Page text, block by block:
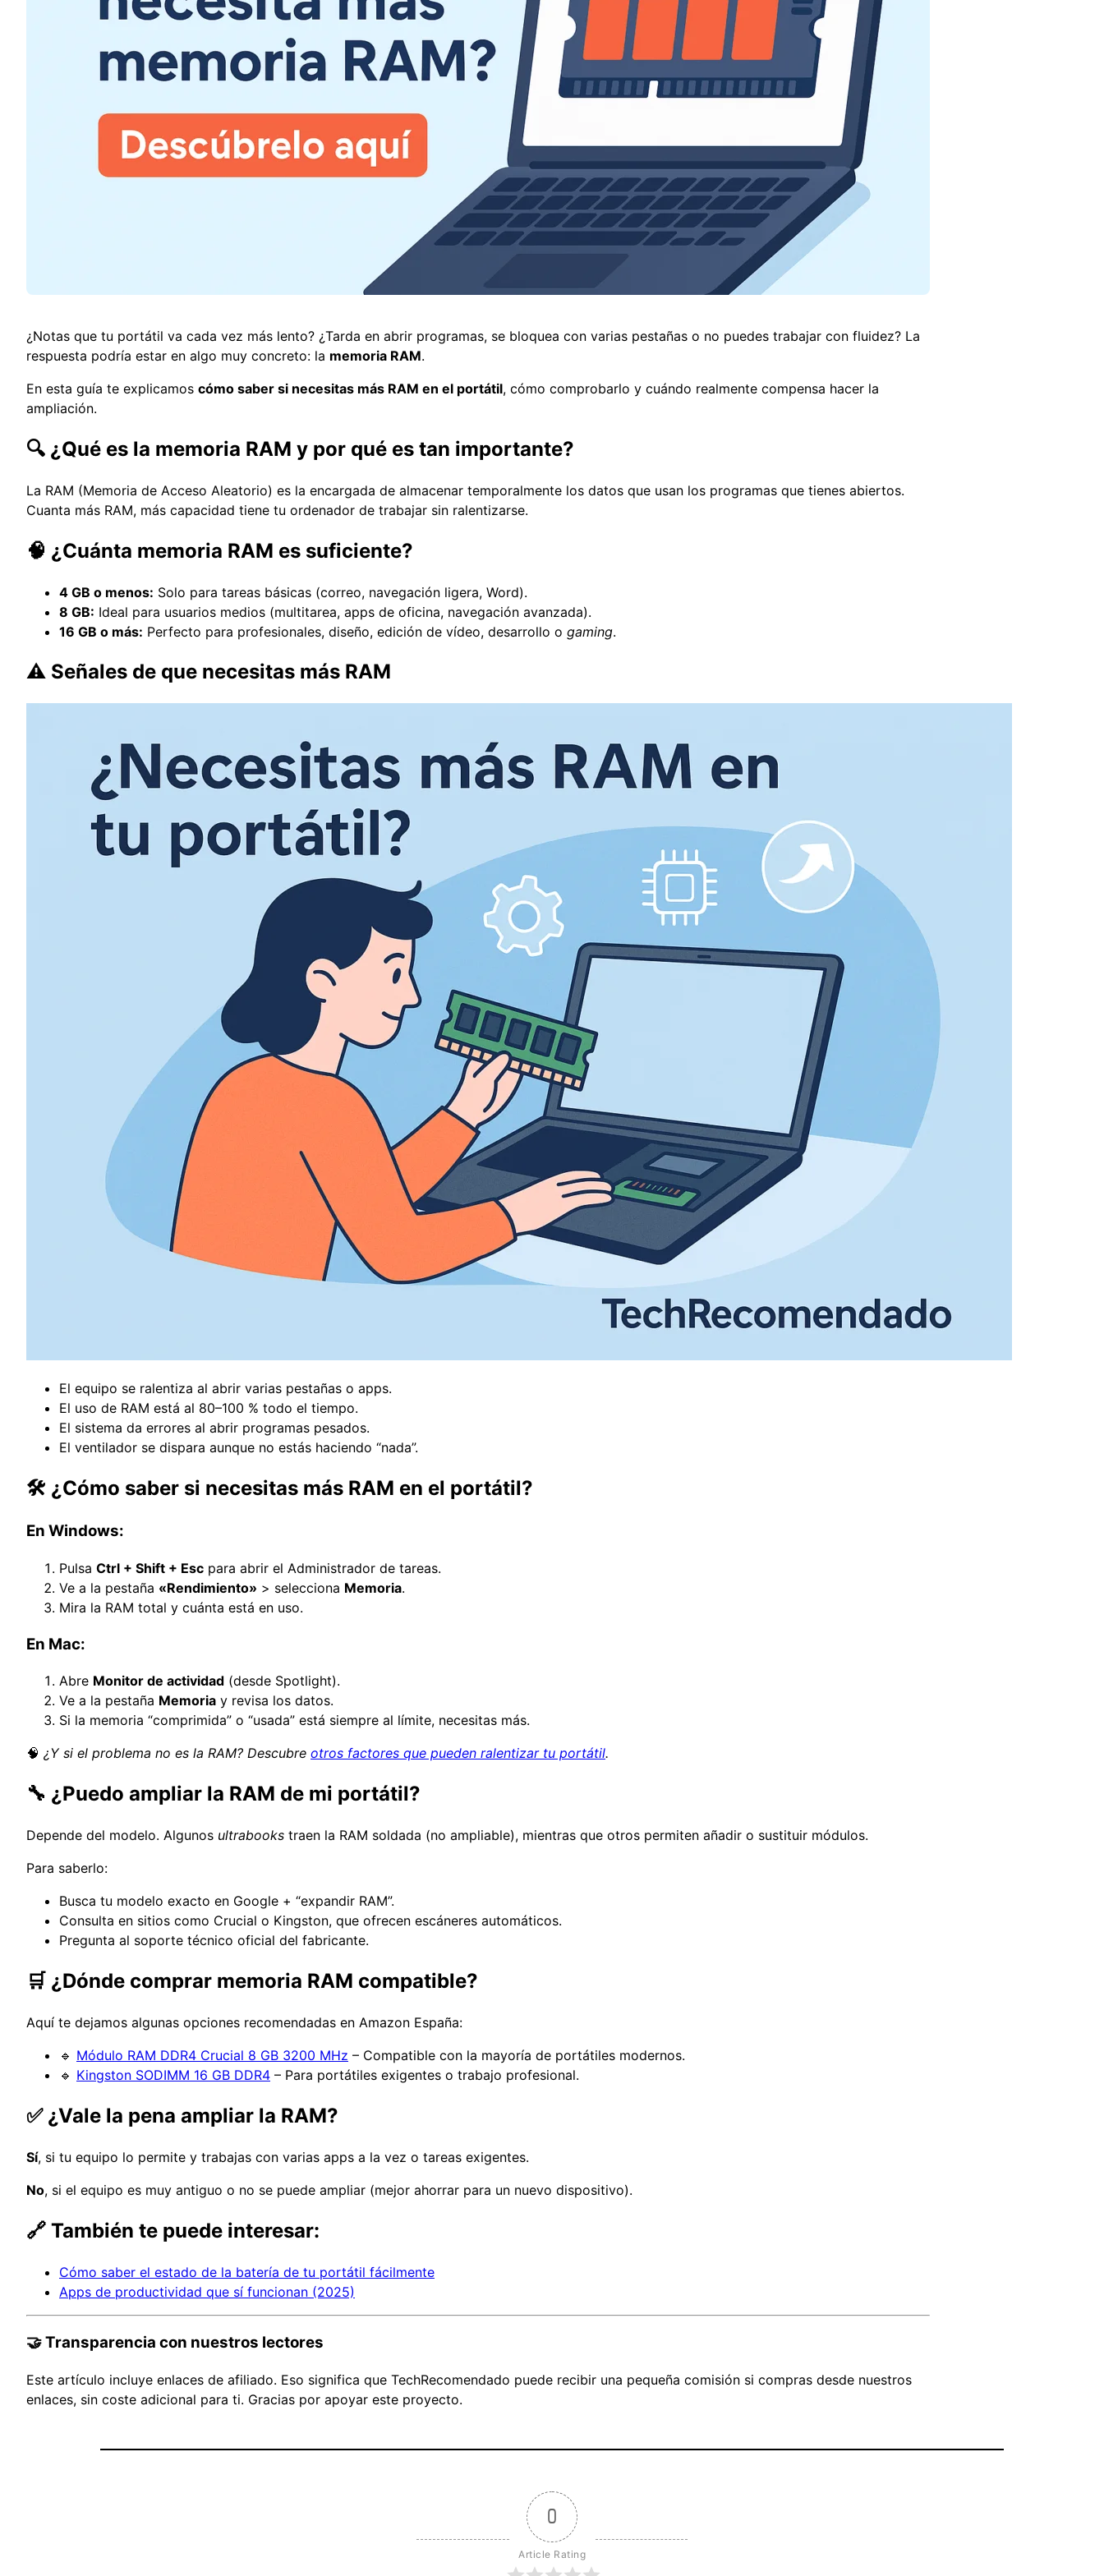
¿Notas que tu portátil va cada vez más lento? ¿Tarda en abrir programas, se bloquea con varias pestañas o no puedes trabajar con fluidez? La
respuesta podría estar en algo muy concreto: la memoria RAM.
En esta guía te explicamos cómo saber si necesitas más RAM en el portátil, cómo comprobarlo y cuándo realmente compensa hacer la
ampliación.
🔍 ¿Qué es la memoria RAM y por qué es tan importante?
La RAM (Memoria de Acceso Aleatorio) es la encargada de almacenar temporalmente los datos que usan los programas que tienes abiertos.
Cuanta más RAM, más capacidad tiene tu ordenador de trabajar sin ralentizarse.
🧠 ¿Cuánta memoria RAM es suficiente?
4 GB o menos: Solo para tareas básicas (correo, navegación ligera, Word).
8 GB: Ideal para usuarios medios (multitarea, apps de oficina, navegación avanzada).
16 GB o más: Perfecto para profesionales, diseño, edición de vídeo, desarrollo o gaming.
⚠️ Señales de que necesitas más RAM
El equipo se ralentiza al abrir varias pestañas o apps.
El uso de RAM está al 80–100 % todo el tiempo.
El sistema da errores al abrir programas pesados.
El ventilador se dispara aunque no estás haciendo “nada”.
🛠️ ¿Cómo saber si necesitas más RAM en el portátil?
En Windows:
Pulsa Ctrl + Shift + Esc para abrir el Administrador de tareas.
Ve a la pestaña «Rendimiento» > selecciona Memoria.
Mira la RAM total y cuánta está en uso.
En Mac:
Abre Monitor de actividad (desde Spotlight).
Ve a la pestaña Memoria y revisa los datos.
Si la memoria “comprimida” o “usada” está siempre al límite, necesitas más.
🧠 ¿Y si el problema no es la RAM? Descubre otros factores que pueden ralentizar tu portátil.
🔧 ¿Puedo ampliar la RAM de mi portátil?
Depende del modelo. Algunos ultrabooks traen la RAM soldada (no ampliable), mientras que otros permiten añadir o sustituir módulos.
Para saberlo:
Busca tu modelo exacto en Google + “expandir RAM”.
Consulta en sitios como Crucial o Kingston, que ofrecen escáneres automáticos.
Pregunta al soporte técnico oficial del fabricante.
🛒 ¿Dónde comprar memoria RAM compatible?
Aquí te dejamos algunas opciones recomendadas en Amazon España:
🔹 Módulo RAM DDR4 Crucial 8 GB 3200 MHz – Compatible con la mayoría de portátiles modernos.
🔹 Kingston SODIMM 16 GB DDR4 – Para portátiles exigentes o trabajo profesional.
✅ ¿Vale la pena ampliar la RAM?
Sí, si tu equipo lo permite y trabajas con varias apps a la vez o tareas exigentes.
No, si el equipo es muy antiguo o no se puede ampliar (mejor ahorrar para un nuevo dispositivo).
🔗 También te puede interesar:
Cómo saber el estado de la batería de tu portátil fácilmente
Apps de productividad que sí funcionan (2025)
🤝 Transparencia con nuestros lectores
Este artículo incluye enlaces de afiliado. Eso significa que TechRecomendado puede recibir una pequeña comisión si compras desde nuestros
enlaces, sin coste adicional para ti. Gracias por apoyar este proyecto.
0
Article Rating